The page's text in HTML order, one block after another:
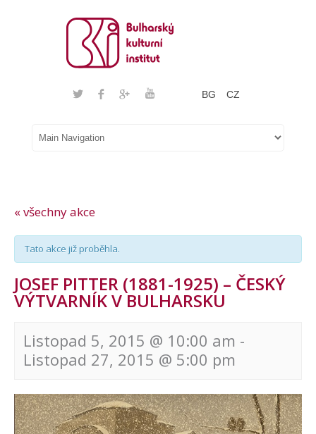
BG CZ
« všechny akce
Tato akce již proběhla.
JOSEF PITTER (1881-1925) – ČESKÝ
VÝTVARNÍK V BULHARSKU
Listopad 5, 2015 @ 10:00 am -
Listopad 27, 2015 @ 5:00 pm
Navigace
pro